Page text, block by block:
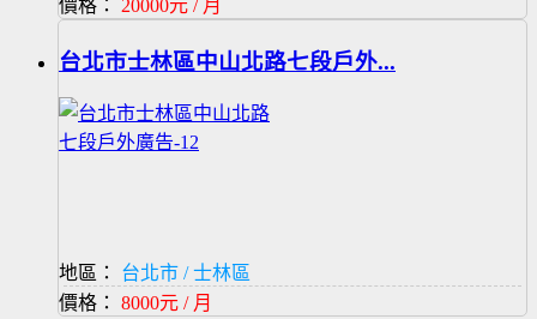
價格： 20000元 / 月
台北市士林區中山北路七段戶外...
地區：
台北市 / 士林區
價格： 8000元 / 月